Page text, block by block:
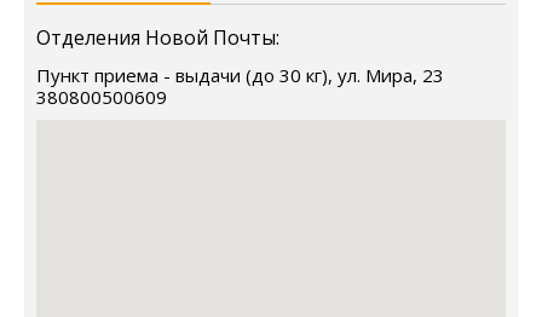
Отделения Новой Почты:
Пункт приема - выдачи (до 30 кг), ул. Мира, 23
380800500609